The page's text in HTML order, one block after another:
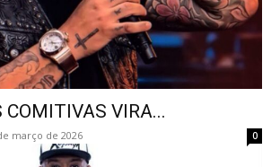
COMITIVAS VIRA...
março de 2026 0